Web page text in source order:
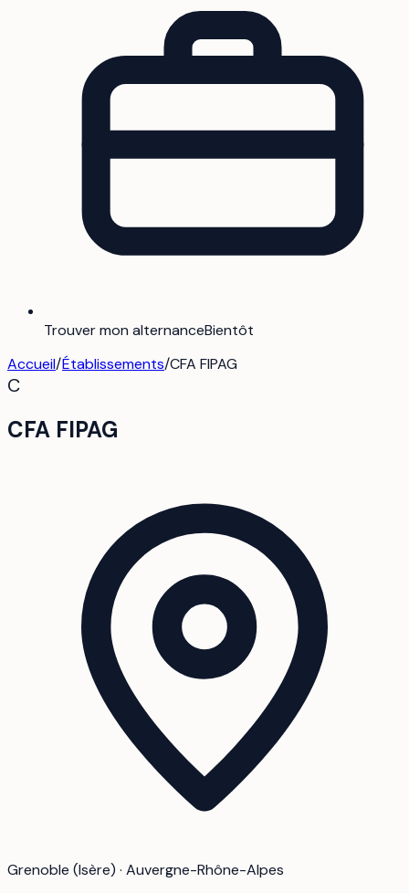
Trouver mon alternanceBientôt
Accueil/Établissements/CFA FIPAG
C
CFA FIPAG
Grenoble (Isère) · Auvergne-Rhône-Alpes